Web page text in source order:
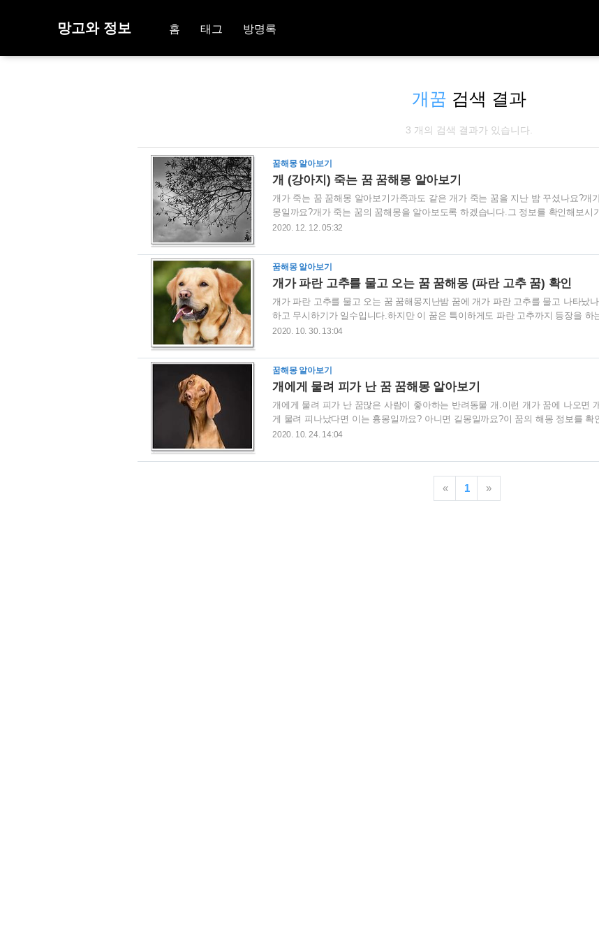
망고와 정보 홈 태그 방명록
개꿈 검색 결과
3 개의 검색 결과가 있습니다.
꿈해몽 알아보기
개 (강아지) 죽는 꿈 꿈해몽 알아보기
개가 죽는 꿈 꿈해몽 알아보기가족과도 같은 개가 죽는 꿈을 지난 밤 꾸셨나요?개
몽일까요?개가 죽는 꿈의 꿈해몽을 알아보도록 하겠습니다.그 정보를 확인해보
동안 자신을 힘들게 만들었던 모든 일들이 순조롭게 잘 풀린다는 것을 의미하는
안 풀리지 않았던 문제가 해결이 되어 마음의 평화가 찾아오고 자신감도 찾는다
힘들더라도 이 꿈을 꾸셨다면 인내하고 최선을 다해보시기 바랍니다.그러면 좋은
2020. 12. 12. 05:32
꿈해몽 알아보기
개가 파란 고추를 물고 오는 꿈 꿈해몽 (파란 고추 꿈) 확인
개가 파란 고추를 물고 오는 꿈 꿈해몽지난밤 꿈에 개가 파란 고추를 물고 나타났
하고 무시하기가 일수입니다.하지만 이 꿈은 특이하게도 파란 고추까지 등장을
을 한번 알아보도록 하겠습니다. ▼ 개가 파란 고추를 물고 오는 꿈 개가 파란 고추
명석한 아이가 태어나고 그 현명함을 발휘해 자수성가하는 것을 의미합니다.또
생각지 못한 의외의 인물에게 도움 받는 것을 의미하는 꿈이기도 합니다.태몽이든,
2020. 10. 30. 13:04
꿈해몽 알아보기
개에게 물려 피가 난 꿈 꿈해몽 알아보기
개에게 물려 피가 난 꿈많은 사람이 좋아하는 반려동물 개.이런 개가 꿈에 나오면
게 물려 피나났다면 이는 흉몽일까요? 아니면 길몽일까요?이 꿈의 해몽 정보를
꿈해몽 개에게 물려서 피가 난 꿈을 꾸셨다면 이 꿈은 재산이 늘어남을 나타내는
따라 하는 일마다 큰 성과를 거두어 물질적, 정신적 풍족함을 누리게 되는 꿈입니
에 적극적인 자세로 노력을해 좋은 결과를 얻어 행복하고 풍족한 삶을 사시기 바랍
2020. 10. 24. 14:04
« 1 »